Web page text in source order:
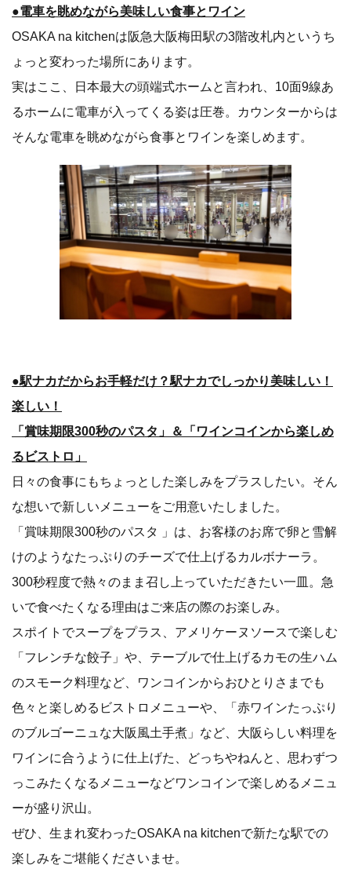
●電車を眺めながら美味しい食事とワイン
OSAKA na kitchenは阪急大阪梅田駅の3階改札内というち
ょっと変わった場所にあります。
実はここ、日本最大の頭端式ホームと言われ、10面9線あ
るホームに電車が入ってくる姿は圧巻。カウンターからは
そんな電車を眺めながら食事とワインを楽しめます。
●駅ナカだからお手軽だけ？駅ナカでしっかり美味しい！
楽しい！
「賞味期限300秒のパスタ」＆「ワインコインから楽しめ
るビストロ」
日々の食事にもちょっとした楽しみをプラスしたい。そん
な想いで新しいメニューをご用意いたしました。
「賞味期限300秒のパスタ 」は、お客様のお席で卵と雪解
けのようなたっぷりのチーズで仕上げるカルボナーラ。
300秒程度で熱々のまま召し上っていただきたい一皿。急
いで食べたくなる理由はご来店の際のお楽しみ。
スポイトでスープをプラス、アメリケーヌソースで楽しむ
「フレンチな餃子」や、テーブルで仕上げるカモの生ハム
のスモーク料理など、ワンコインからおひとりさまでも
色々と楽しめるビストロメニューや、「赤ワインたっぷり
のブルゴーニュな大阪風土手煮」など、大阪らしい料理を
ワインに合うように仕上げた、どっちやねんと、思わずつ
っこみたくなるメニューなどワンコインで楽しめるメニュ
ーが盛り沢山。
ぜひ、生まれ変わったOSAKA na kitchenで新たな駅での
楽しみをご堪能くださいませ。